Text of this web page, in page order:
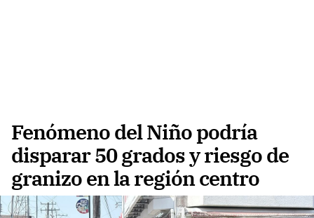
Fenómeno del Niño podría
disparar 50 grados y riesgo de
granizo en la región centro